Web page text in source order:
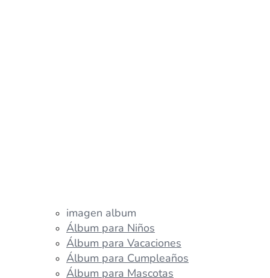
imagen album
Álbum para Niños
Álbum para Vacaciones
Álbum para Cumpleaños
Álbum para Mascotas